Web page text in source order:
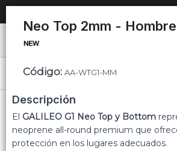
Neo Top 2mm -
Código: AA-WTG1-MM
Descripción
El GALILEO G1 Neo Top y Bottom
neoprene all-round premium que
protección en los lugares adecuados.
PUNTOS DE VENTA
CÓMO COMPRAR
QUIÉNES SOMOS
Menú